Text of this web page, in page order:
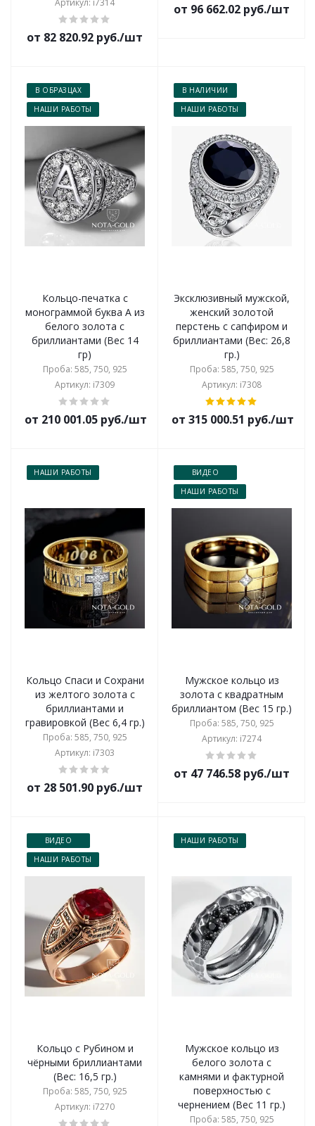
Артикул: i7314
от 82 820.92 руб./шт
от 96 662.02 руб./шт
В ОБРАЗЦАХ
НАШИ РАБОТЫ
Кольцо-печатка с
монограммой буква А из
белого золота с
бриллиантами (Вес 14
гр)
Проба: 585, 750, 925
Артикул: i7309
от 210 001.05 руб./шт
В НАЛИЧИИ
НАШИ РАБОТЫ
Эксклюзивный мужской,
женский золотой
перстень с сапфиром и
бриллиантами (Вес: 26,8
гр.)
Проба: 585, 750, 925
Артикул: i7308
от 315 000.51 руб./шт
НАШИ РАБОТЫ
Кольцо Спаси и Сохрани
из желтого золота с
бриллиантами и
гравировкой (Вес 6,4 гр.)
Проба: 585, 750, 925
Артикул: i7303
от 28 501.90 руб./шт
ВИДЕО
НАШИ РАБОТЫ
Мужское кольцо из
золота с квадратным
бриллиантом (Вес 15 гр.)
Проба: 585, 750, 925
Артикул: i7274
от 47 746.58 руб./шт
ВИДЕО
НАШИ РАБОТЫ
Кольцо с Рубином и
чёрными бриллиантами
(Вес: 16,5 гр.)
Проба: 585, 750, 925
Артикул: i7270
НАШИ РАБОТЫ
Мужское кольцо из
белого золота с
камнями и фактурной
поверхностью с
чернением (Вес 11 гр.)
Проба: 585, 750, 925